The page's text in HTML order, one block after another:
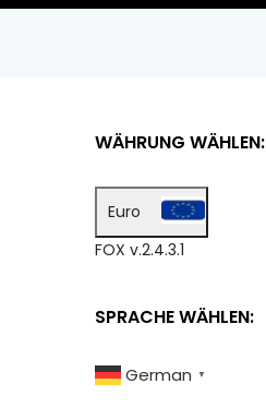
WÄHRUNG WÄHLEN:
Euro
FOX v.2.4.3.1
SPRACHE WÄHLEN:
German ▼